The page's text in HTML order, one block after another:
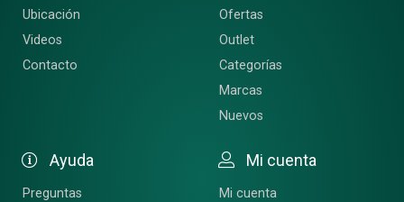
Ubicación
Videos
Contacto
Ofertas
Outlet
Categorías
Marcas
Nuevos
Ayuda
Preguntas
Mi cuenta
Mi cuenta